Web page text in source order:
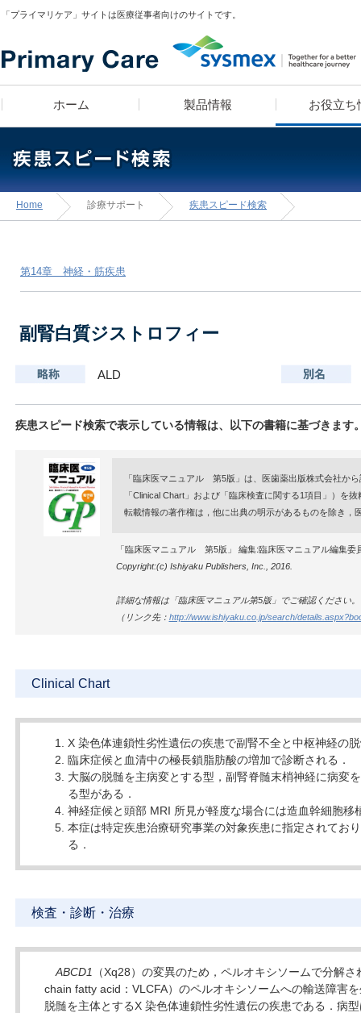
「プライマリケア」サイトは医療従事者向けのサイトです。
ホーム 製品情報
製品ラインナップ 血算装置の導入をお考え
お役立ち
疾患スピード検索 疾患別検査セットライブ
漫画コンテンツ 学べる検査知識クイ
医師のフィロソフィ
医師 宮田俊男に学ぶ
漫画コンテンツ・クイ
テンツでお馴染み！高
Home 診療サポート 疾患スピード検索
第14章 神経・筋疾患
副腎白質ジストロフィー
ALD
疾患スピード検索で表示している情報は、以下の書籍に基づきます
「臨床医マニュアル 第5版」は、医歯薬出版株式会社か
「Clinical Chart」および「臨床検査に関する1項目」）を
転載情報の著作権は，他に出典の明示があるものを除き，
「臨床医マニュアル 第5版」 編集:臨床医マニュアル編集委
Copyright:(c) Ishiyaku Publishers, Inc., 2016.
詳細な情報は「臨床医マニュアル第5版」でご確認ください。
（リンク先： http://www.ishiyaku.co.jp/search/
Clinical Chart
X 染色体連鎖性劣性遺伝の疾患で副腎不全と中枢神経の
臨床症候と血清中の極長鎖脂肪酸の増加で診断される．
大脳の脱髄を主病変とする型，副腎脊髄末梢神経に病変
る型がある．
神経症候と頭部 MRI 所見が軽度な場合には造血幹細胞移
本症は特定疾患治療研究事業の対象疾患に指定されてお
る．
検査・診断・治療
ABCD1 （Xq28）の変異のため，ペルオキシソームで分解
chain fatty acid：VLCFA）のペルオキシソームへの輸送障害
脱髄を主体とするX 染色体連鎖性劣性遺伝の疾患である．病